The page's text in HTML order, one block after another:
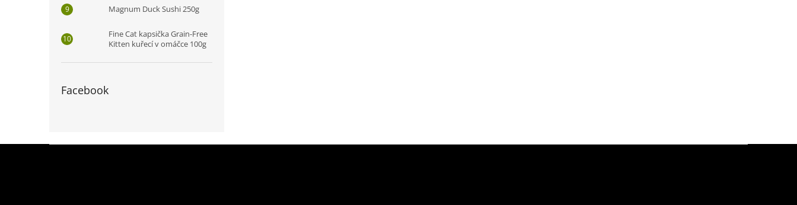
Magnum Duck Sushi 250g
Fine Cat kapsička Grain-Free
Kitten kuřecí v omáčce 100g
Facebook
Z